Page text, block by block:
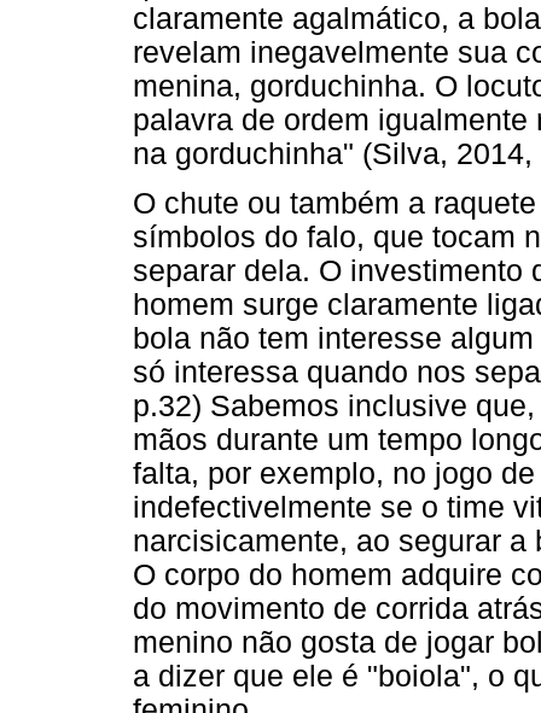
claramente agalmático, a
revelam inegavelmente sua
menina, gorduchinha. O
palavra de ordem
na gorduchinha" (Silva, 2014,
O chute ou também a
símbolos do falo, que tocam
separar dela. O investimento
homem surge claramente
bola não tem interesse
só interessa quando nos
p.32) Sabemos inclusive
mãos durante um tempo
falta, por exemplo, no jogo
indefectivelmente se o time
narcisicamente, ao segurar
O corpo do homem adquire
do movimento de corrida
menino não gosta de jogar
a dizer que ele é "boiola", o